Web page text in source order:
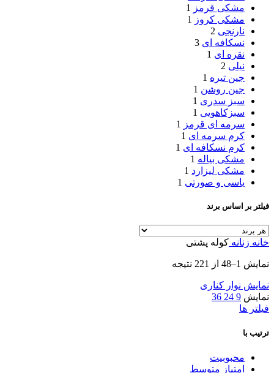
مشکی قرمز
1
مشکی کروز
1
نارنجی 2
نسکافه ای 3
نقره ای 1
نیلی 2
جین تیره 1
جین روشن 1
سبز سدری 1
سبزکاهویی 1
سرمه ای قرمز
1
کرم سرمه ای 1
کرم نسکافه ای 1
مشکی بیاله 1
مشکی لیزارد 1
یاسی و صورتی 1
فیلتر بر اساس برند
خانه زنانه کوله پشتی
نمایش 1–48 از 221 نتیجه
نمایش نوار کناری
نمایش 9
24
36
فیلتر ها
ترتیب با
محبوبیت
امتیاز متوسط